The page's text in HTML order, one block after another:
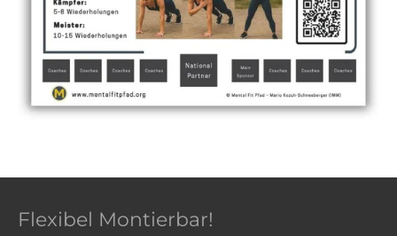
Flexibel Montierbar!